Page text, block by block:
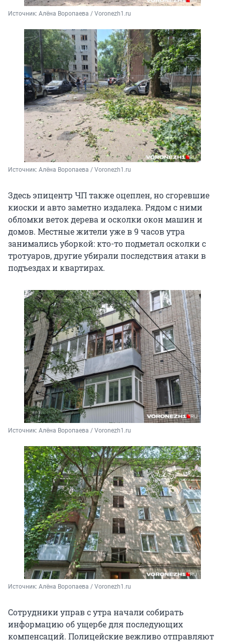
Источник: Алёна Воропаева / Voronezh1.ru
Источник: Алёна Воропаева / Voronezh1.ru
Здесь эпицентр ЧП также оцеплен, но сгоревшие
киоски и авто заметно издалека. Рядом с ними
обломки веток дерева и осколки окон машин и
домов. Местные жители уже в 9 часов утра
занимались уборкой: кто-то подметал осколки с
тротуаров, другие убирали последствия атаки в
подъездах и квартирах.
Источник: Алёна Воропаева / Voronezh1.ru
Источник: Алёна Воропаева / Voronezh1.ru
Сотрудники управ с утра начали собирать
информацию об ущербе для последующих
компенсаций. Полицейские вежливо отправляют